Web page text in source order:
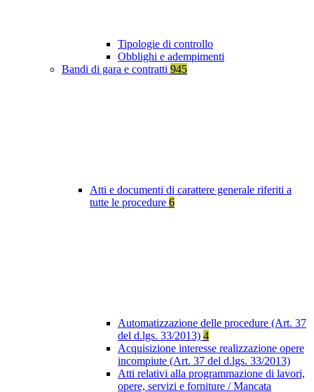
Tipologie di controllo
Obblighi e adempimenti
Bandi di gara e contratti 945
Atti e documenti di carattere generale riferiti a
tutte le procedure 6
Automatizzazione delle procedure (Art. 37
del d.lgs. 33/2013) 4
Acquisizione interesse realizzazione opere
incompiute (Art. 37 del d.lgs. 33/2013)
Atti relativi alla programmazione di lavori,
opere, servizi e forniture / Mancata